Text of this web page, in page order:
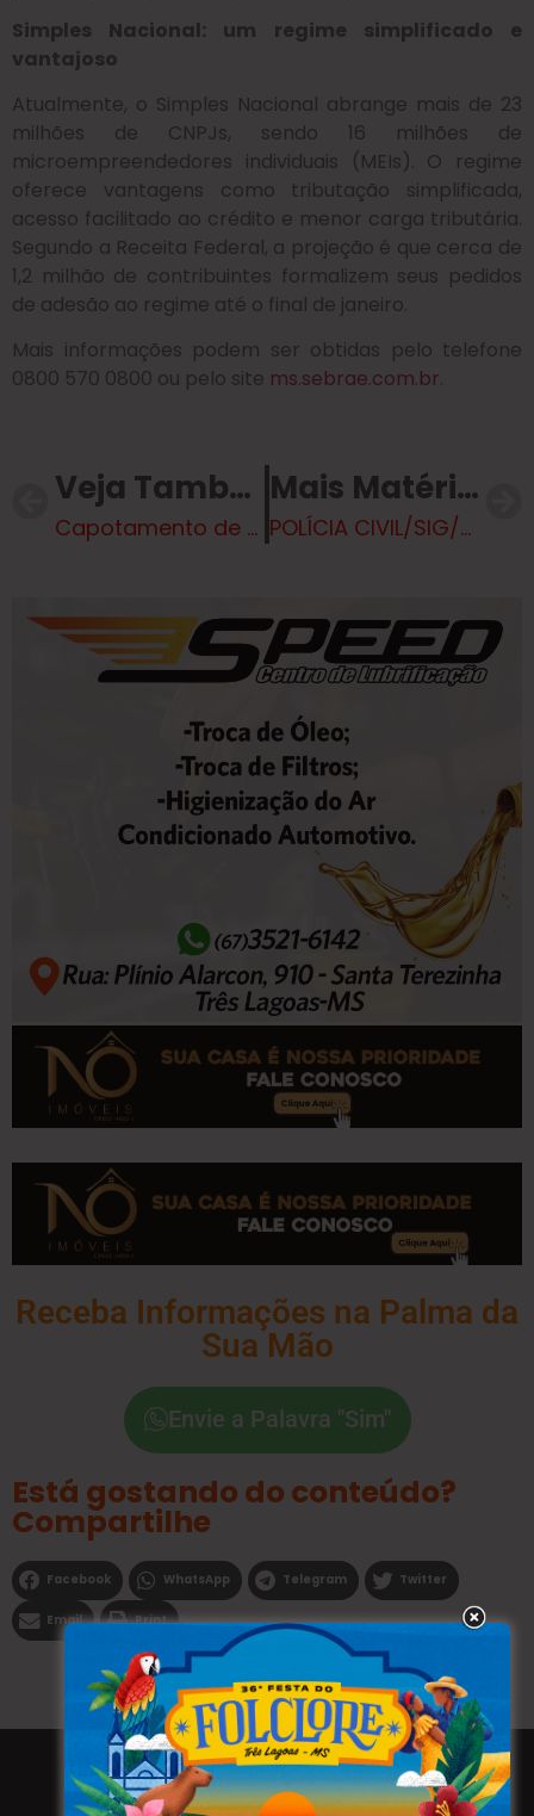
Simples Nacional: um regime simplificado e
vantajoso
Atualmente, o Simples Nacional abrange mais de 23
milhões de CNPJs, sendo 16 milhões de
microempreendedores individuais (MEIs). O regime
oferece vantagens como tributação simplificada,
acesso facilitado ao crédito e menor carga tributária.
Segundo a Receita Federal, a projeção é que cerca de
1,2 milhão de contribuintes formalizem seus pedidos
de adesão ao regime até o final de janeiro.
Mais informações podem ser obtidas pelo telefone
0800 570 0800 ou pelo site ms.sebrae.com.br.
Veja Também
Capotamento de veículo com Vitimas
Mais Matérias
POLÍCIA CIVIL/SIG/TL PRENDE AUTOR DE ROUBO E RECUPERA MOTOCICLETA ROUBADA
Receba Informações na Palma da
Sua Mão
Envie a Palavra "Sim"
Está gostando do conteúdo?
Compartilhe
Facebook WhatsApp Telegram Twitter
Email Print
Todos os direitos reservados a WEBFAVORITA.COM.BR